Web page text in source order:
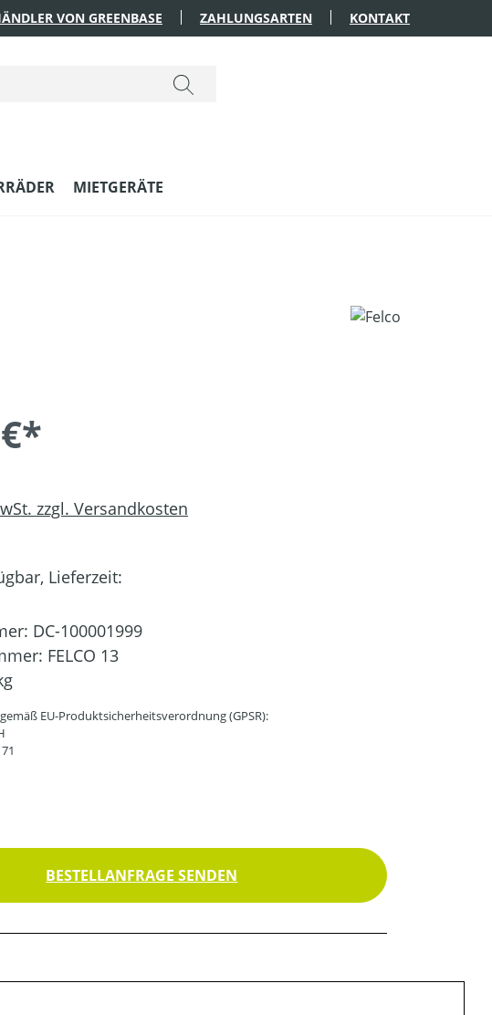
VON GREENBASE ZAHLUNGSARTEN KONTAKT
MIETGERÄTE
zzgl. Versandkosten
Lieferzeit:
DC-100001999
FELCO 13
EU-Produktsicherheitsverordnung (GPSR):
BESTELLANFRAGE SENDEN